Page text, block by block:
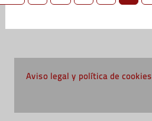
Aviso legal y política de cookies